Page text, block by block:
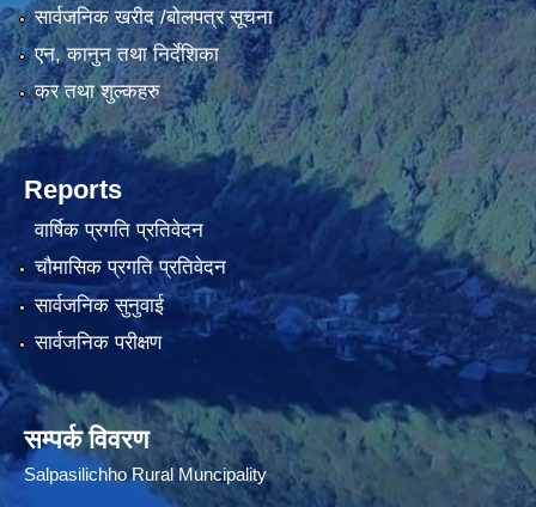
सार्वजनिक खरीद /बोलपत्र सूचना
एन, कानुन तथा निर्देशिका
कर तथा शुल्कहरु
Reports
वार्षिक प्रगति प्रतिवेदन
चौमासिक प्रगति प्रतिवेदन
सार्वजनिक सुनुवाई
सार्वजनिक परीक्षण
सम्पर्क विवरण
Salpasilichho Rural Muncipality